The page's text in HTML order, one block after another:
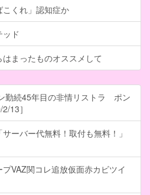
こくれ」認知症か
ド
まったものオススメして
勤続45年目の非情リストラ ポン
13］
ーバー代無料！取付も無料！」
VAZ関コレ追放仮面赤カビツイ